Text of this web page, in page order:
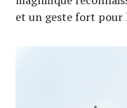
et un geste fort pour